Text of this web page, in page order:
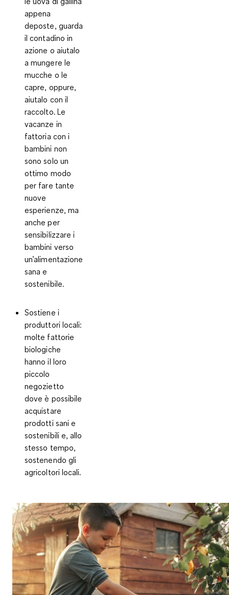
appena
deposte, guarda
il contadino in
azione o aiutalo
a mungere le
mucche o le
capre, oppure,
aiutalo con il
raccolto. Le
vacanze in
fattoria con i
bambini non
sono solo un
ottimo modo
per fare tante
nuove
esperienze, ma
anche per
sensibilizzare i
bambini verso
un’alimentazione
sana e
sostenibile.
Sostiene i
produttori locali:
molte fattorie
biologiche
hanno il loro
piccolo
negozietto
dove è possibile
acquistare
prodotti sani e
sostenibili e, allo
stesso tempo,
sostenendo gli
agricoltori locali.